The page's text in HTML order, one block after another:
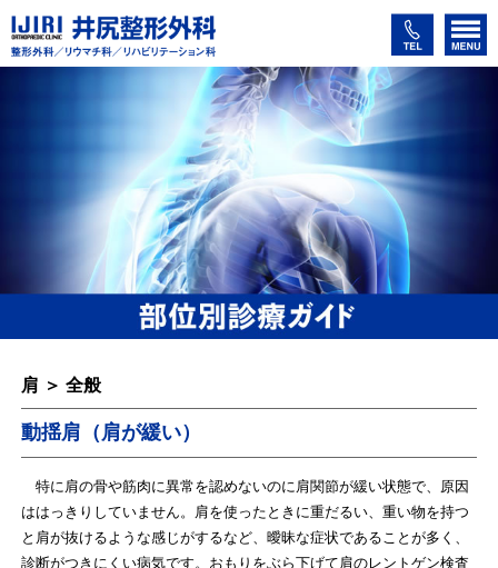
肩 ＞ 全般
動揺肩（肩が緩い）
特に肩の骨や筋肉に異常を認めないのに肩関節が緩い状態で、原因
ははっきりしていません。肩を使ったときに重だるい、重い物を持つ
と肩が抜けるような感じがするなど、曖昧な症状であることが多く、
診断がつきにくい病気です。おもりをぶら下げて肩のレントゲン検査